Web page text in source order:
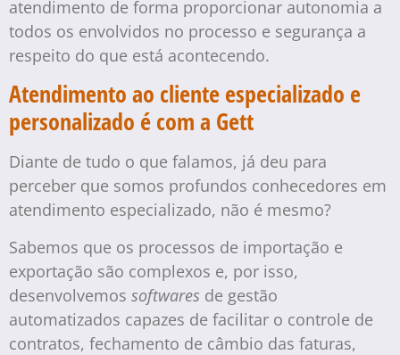
atendimento de forma proporcionar autonomia a
todos os envolvidos no processo e segurança a
respeito do que está acontecendo.
Atendimento ao cliente especializado e
personalizado é com a Gett
Diante de tudo o que falamos, já deu para
perceber que somos profundos conhecedores em
atendimento especializado, não é mesmo?
Sabemos que os processos de importação e
exportação são complexos e, por isso,
desenvolvemos softwares de gestão
automatizados capazes de facilitar o controle de
contratos, fechamento de câmbio das faturas,